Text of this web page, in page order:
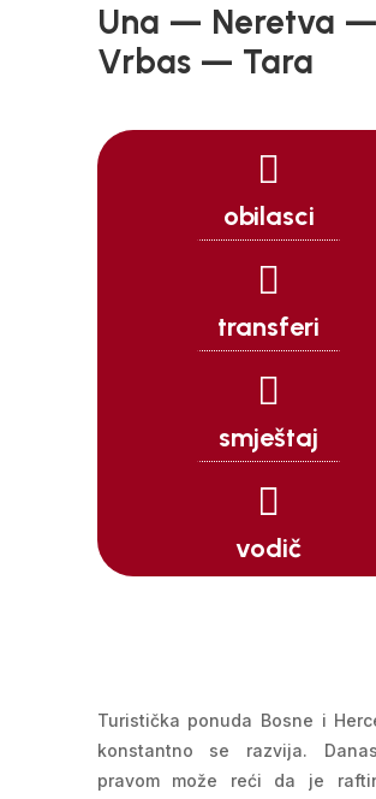
Una — Neretva —
Vrbas — Tara

obilasci

transferi

smještaj

vodič
Turistička ponuda Bosne i
konstantno se razvija.
pravom može reći da je